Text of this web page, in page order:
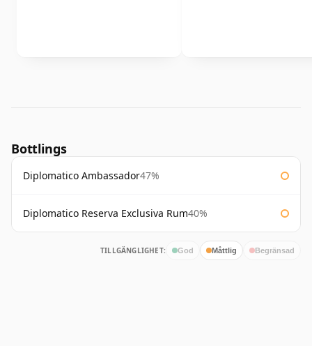
Bottlings
Diplomatico Ambassador47%
Diplomatico Reserva Exclusiva Rum40%
TILLGÄNGLIGHET: God Måttlig Begränsad